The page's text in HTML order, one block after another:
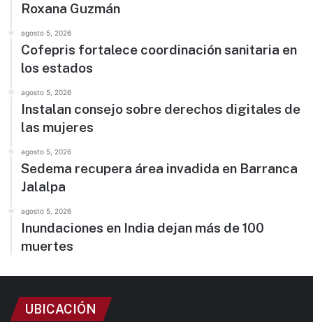
Roxana Guzmán
agosto 5, 2026
Cofepris fortalece coordinación sanitaria en
los estados
agosto 5, 2026
Instalan consejo sobre derechos digitales de
las mujeres
agosto 5, 2026
Sedema recupera área invadida en Barranca
Jalalpa
agosto 5, 2026
Inundaciones en India dejan más de 100
muertes
UBICACIÓN